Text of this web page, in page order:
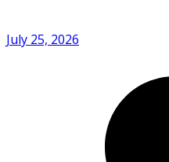
July 25, 2026